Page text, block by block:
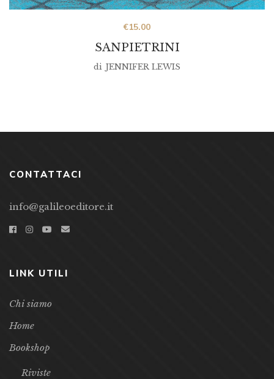
SANPIETRINI
€15.00
di JENNIFER LEWIS
CONTATTACI
info@galileoeditore.it
LINK UTILI
Chi siamo
Home
Bookshop
Riviste